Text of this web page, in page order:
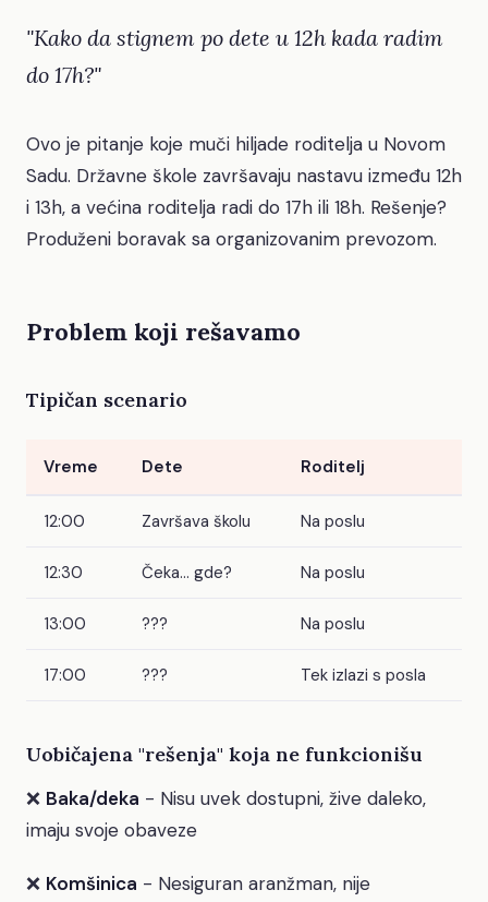
"Kako da stignem po dete u 12h kada radim
do 17h?"
Ovo je pitanje koje muči hiljade roditelja u Novom
Sadu. Državne škole završavaju nastavu između 12h
i 13h, a većina roditelja radi do 17h ili 18h. Rešenje?
Produženi boravak sa organizovanim prevozom.
Problem koji rešavamo
Tipičan scenario
Vreme Dete Roditelj
12:00 Završava školu Na poslu
12:30 Čeka... gde? Na poslu
13:00 ??? Na poslu
17:00 ??? Tek izlazi s posla
Uobičajena "rešenja" koja ne funkcionišu
❌ Baka/deka - Nisu uvek dostupni, žive daleko,
imaju svoje obaveze
❌ Komšinica - Nesiguran aranžman, nije